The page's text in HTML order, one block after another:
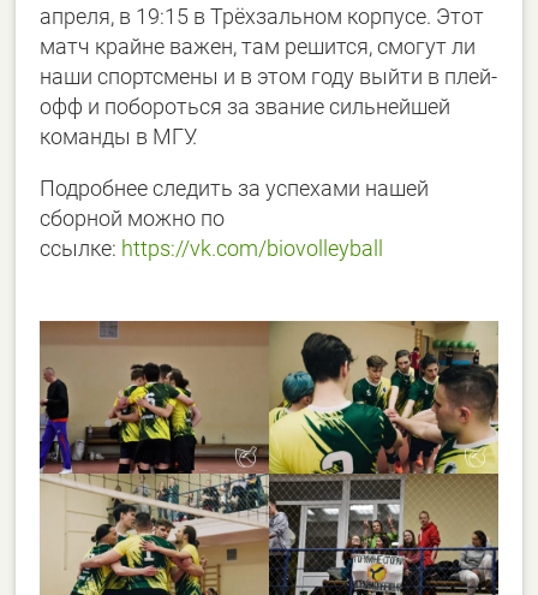
апреля, в 19:15 в Трёхзальном корпусе. Этот
матч крайне важен, там решится, смогут ли
наши спортсмены и в этом году выйти в плей-
офф и побороться за звание сильнейшей
команды в МГУ.
Подробнее следить за успехами нашей
сборной можно по
ссылке: https://vk.com/biovolleyball